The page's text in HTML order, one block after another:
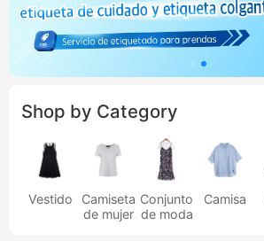
Shop by Category
Vestido
Camiseta
de mujer
Conjunto
de moda
Camisa